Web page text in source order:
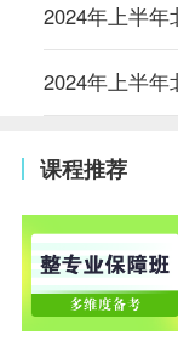
2024年上半
2024年上半
课程推荐